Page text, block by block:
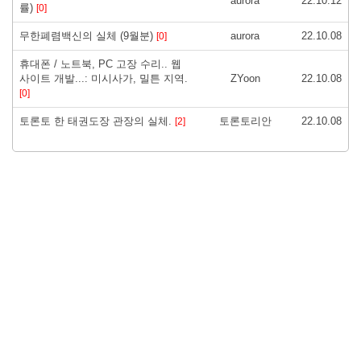
률) [0]
무한폐렴백신의 실체 (9월분) [0] aurora 22.10.08
휴대폰 / 노트북, PC 고장 수리.. 웹
사이트 개발...: 미시사가, 밀튼 지역.
[0]
ZYoon 22.10.08
토론토 한 태권도장 관장의 실체. [2] 토론토리안 22.10.08